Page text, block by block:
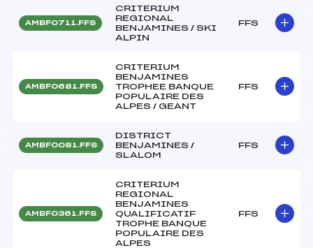
AMBF0711.FFS
CRITERIUM
REGIONAL
BENJAMINES / SKI
ALPIN
FFS
AMBF0681.FFS
CRITERIUM
BENJAMINES
TROPHEE BANQUE
POPULAIRE DES
ALPES / GEANT
FFS
AMBF0081.FFS
DISTRICT
BENJAMINES /
SLALOM
FFS
AMBF0361.FFS
CRITERIUM
REGIONAL
BENJAMINES
QUALIFICATIF
TROPHE BANQUE
POPULAIRE DES
ALPES
FFS